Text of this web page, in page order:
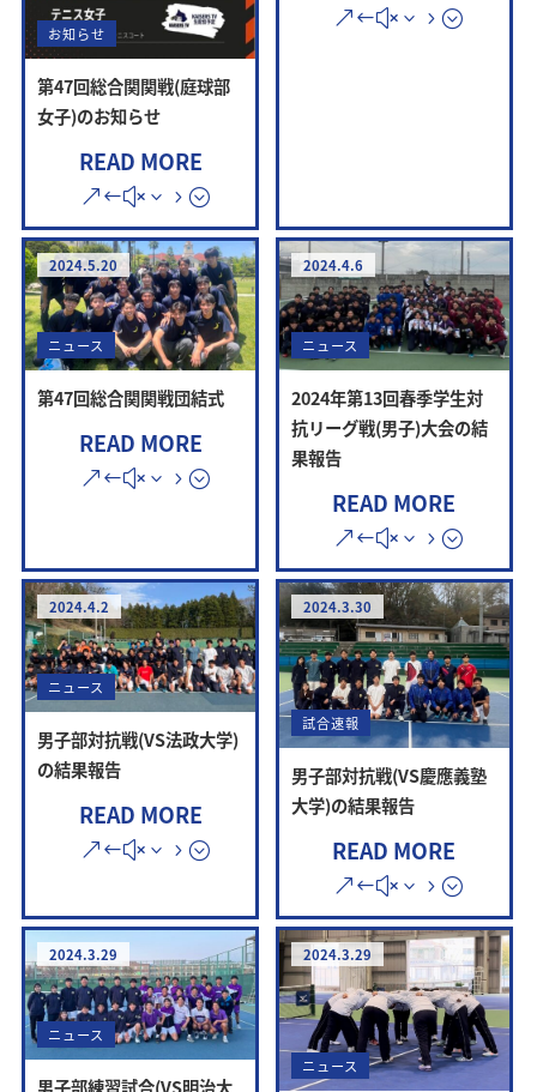
お知らせ
第47回総合関関戦(庭球部
女子)のお知らせ
READ MORE
2024.5.20
ニュース
第47回総合関関戦団結式
READ MORE
2024.4.6
ニュース
2024年第13回春季学生対
抗リーグ戦(男子)大会の結
果報告
READ MORE
2024.4.2
ニュース
男子部対抗戦(VS法政大学)
の結果報告
READ MORE
2024.3.30
試合速報
男子部対抗戦(VS慶應義塾
大学)の結果報告
READ MORE
2024.3.29
ニュース
男子部練習試合(VS明治大
2024.3.29
ニュース